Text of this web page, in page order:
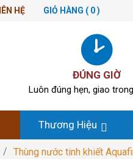
HỆ GIỎ HÀNG ( 0 )
ĐÚNG GIỜ
Luôn đúng hẹn, giao
Thương Hiệu
Thùng nước tinh khiết